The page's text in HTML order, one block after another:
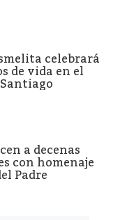
celebrará
de vida en el
a decenas
con homenaje
Padre